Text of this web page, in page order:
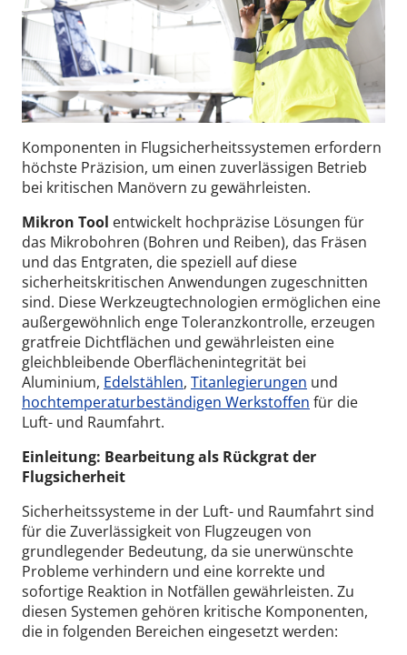
Komponenten in Flugsicherheitssystemen erfordern
höchste Präzision, um einen zuverlässigen Betrieb
bei kritischen Manövern zu gewährleisten.
Mikron Tool entwickelt hochpräzise Lösungen für
das Mikrobohren (Bohren und Reiben), das Fräsen
und das Entgraten, die speziell auf diese
sicherheitskritischen Anwendungen zugeschnitten
sind. Diese Werkzeugtechnologien ermöglichen eine
außergewöhnlich enge Toleranzkontrolle, erzeugen
gratfreie Dichtflächen und gewährleisten eine
gleichbleibende Oberflächenintegrität bei
Aluminium, Edelstählen, Titanlegierungen und
hochtemperaturbeständigen Werkstoffen für die
Luft- und Raumfahrt.
Einleitung: Bearbeitung als Rückgrat der
Flugsicherheit
Sicherheitssysteme in der Luft- und Raumfahrt sind
für die Zuverlässigkeit von Flugzeugen von
grundlegender Bedeutung, da sie unerwünschte
Probleme verhindern und eine korrekte und
sofortige Reaktion in Notfällen gewährleisten. Zu
diesen Systemen gehören kritische Komponenten,
die in folgenden Bereichen eingesetzt werden: